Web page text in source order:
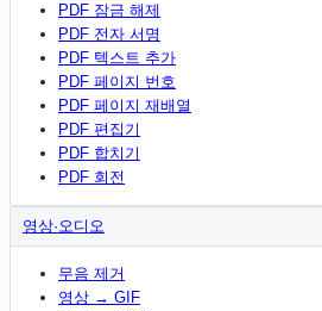
PDF 잠금 해제
PDF 전자 서명
PDF 텍스트 추가
PDF 페이지 번호
PDF 페이지 재배열
PDF 편집기
PDF 합치기
PDF 회전
영상·오디오
무음 제거
영상 → GIF